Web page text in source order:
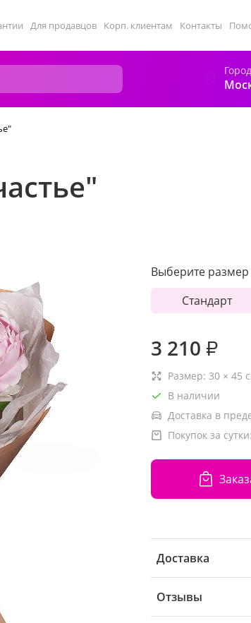
Для продавцов Корп. клиентам Контакты
Выберите размер
Стандарт
3 210 ₽
Размер: 30 × 45
В наличии
Доставка в
Покупок за сутки:
Доставка
Отзывы